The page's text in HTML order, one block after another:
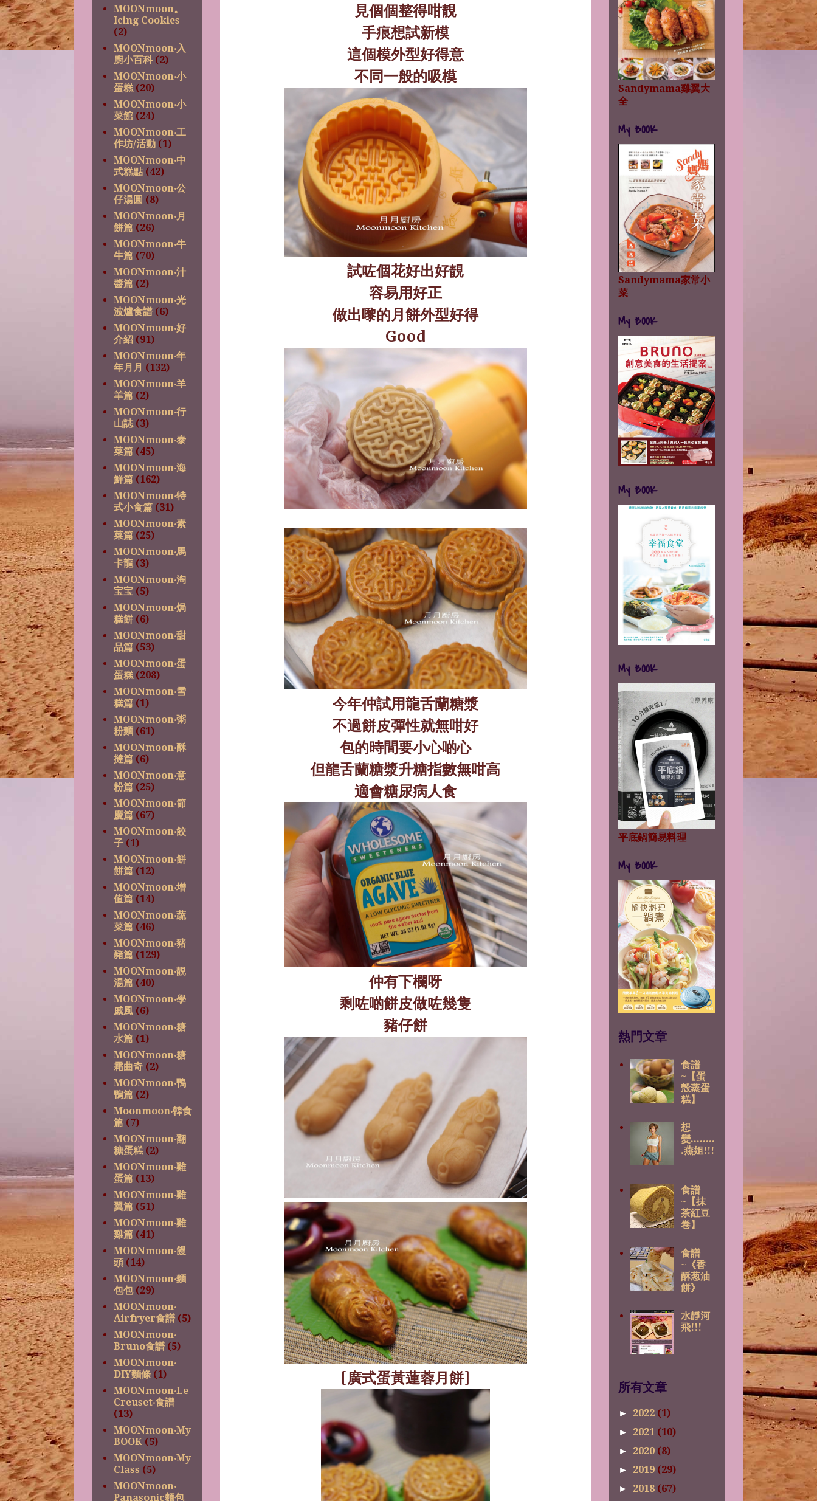
見個個整得咁靚
手痕想試新模
這個模外型好得意
不同一般的吸模
試咗個花好出好靚
容易用好正
做出嚟的月餅外型好得
Good
今年仲試用龍舌蘭糖漿
不過餅皮彈性就無咁好
包的時間要小心啲心
但龍舌蘭糖漿升糖指數無咁高
適會糖尿病人食
仲有下欄呀
剩咗啲餅皮做咗幾隻
豬仔餅
[廣式蛋黃蓮蓉月餅]
MOONmoon。
Icing Cookies
(2)
MOONmoon‧入
廚小百科 (2)
MOONmoon‧小
蛋糕 (20)
MOONmoon‧小
菜館 (24)
MOONmoon‧工
作坊/活動 (1)
MOONmoon‧中
式糕點 (42)
MOONmoon‧公
仔湯圓 (8)
MOONmoon‧月
餅篇 (26)
MOONmoon‧牛
牛篇 (70)
MOONmoon‧汁
醬篇 (2)
MOONmoon‧光
波爐食譜 (6)
MOONmoon‧好
介紹 (91)
MOONmoon‧年
年月月 (132)
MOONmoon‧羊
羊篇 (2)
MOONmoon‧行
山誌 (3)
MOONmoon‧泰
菜篇 (45)
MOONmoon‧海
鮮篇 (162)
MOONmoon‧特
式小食篇 (31)
MOONmoon‧素
菜篇 (25)
MOONmoon‧馬
卡龍 (3)
MOONmoon‧淘
宝宝 (5)
MOONmoon‧焗
糕餅 (6)
MOONmoon‧甜
品篇 (53)
MOONmoon‧蛋
蛋糕 (208)
MOONmoon‧雪
糕篇 (1)
MOONmoon‧粥
粉麵 (61)
MOONmoon‧酥
撻篇 (6)
MOONmoon‧意
粉篇 (25)
MOONmoon‧節
慶篇 (67)
MOONmoon‧餃
子 (1)
MOONmoon‧餅
餅篇 (12)
MOONmoon‧增
值篇 (14)
MOONmoon‧蔬
菜篇 (46)
MOONmoon‧豬
豬篇 (129)
MOONmoon‧靚
湯篇 (40)
MOONmoon‧學
戚風 (6)
MOONmoon‧糖
水篇 (1)
MOONmoon‧糖
霜曲奇 (2)
MOONmoon‧鴨
鴨篇 (2)
Moonmoon‧韓食
篇 (7)
MOONmoon‧翻
糖蛋糕 (2)
MOONmoon‧雞
蛋篇 (13)
MOONmoon‧雞
翼篇 (51)
MOONmoon‧雞
雞篇 (41)
MOONmoon‧饅
頭 (14)
MOONmoon‧麵
包包 (29)
MOONmoon‧
Airfryer食譜 (5)
MOONmoon‧
Bruno食譜 (5)
MOONmoon‧
DIY麵條 (1)
MOONmoon‧Le
Creuset‧食譜
(13)
MOONmoon‧My
BOOK (5)
MOONmoon‧My
Class (5)
MOONmoon‧
Panasonic麵包
Sandymama雞翼大
全
My BOOK
Sandymama家常小
菜
My BOOK
My BOOK
My BOOK
平底鍋簡易料理
My BOOK
熱門文章
食譜
~【蛋
殼蒸蛋
糕】
想
變........
.燕姐!!!
食譜
~【抹
茶紅豆
卷】
食譜
~《香
酥葱油
餅》
水靜河
飛!!!
所有文章
► 2022 (1)
► 2021 (10)
► 2020 (8)
► 2019 (29)
► 2018 (67)